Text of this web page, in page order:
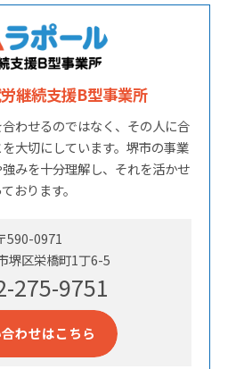
継続支援B型事業所
わせるのではなく、その人に合
大切にしています。堺市の事業
みを十分理解し、それを活かせ
おります。
590-0971
堺区栄橋町1丁6-5
275-9751
わせはこちら